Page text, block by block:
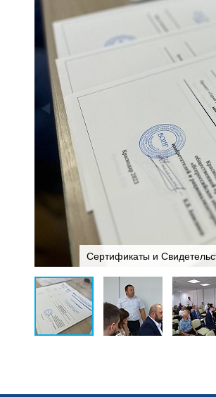
Сертификаты и